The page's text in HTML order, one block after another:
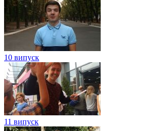
10 випуск
11 випуск